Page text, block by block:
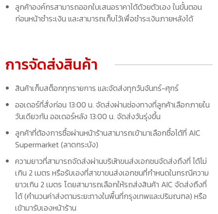
ลูกค้าองค์กรสามารถออกใบเสนอราคาได้ด้วยตัวเอง ในขั้นตอน
ก่อนหน้าชำระเงิน และสามารถเก็บไว้เพื่อชำระเงินภายหลังได้
การจัดส่งสินค้า
สินค้าเก็บสต็อกทุกรายการ และจัดส่งทุกวันจันทร์-ศุกร์
ออเดอร์ที่สั่งก่อน 13:00 น. จัดส่งผ่านช่องทางที่ลูกค้าเลือกภายใน
วันเดียวกัน ออเดอร์หลัง 13:00 น. จัดส่งวันรุ่งขึ้น
ลูกค้าที่ต้องการซื้อผ่านหน้าร้านสามารถเข้ามาเลือกซื้อได้ที่ AIC
Supermarket (ลาดกระบัง)
ความยาวที่สามารถจัดส่งผ่านบริษัทขนส่งเอกชนจัดส่งถึงที่ ได้ไม่
เกิน 2 เมตร หรือรับเองที่สาขาขนส่งเอกชนที่กำหนดในกรณีความ
ยาวเกิน 2 เมตร โดยสามารถเลือกให้รถส่งสินค้า AIC จัดส่งถึงที่
ได้ (คำนวนค่าส่งตามระยะทางในพื้นที่กรุงเทพและปริมณฑล) หรือ
เข้ามารับเองหน้าร้าน